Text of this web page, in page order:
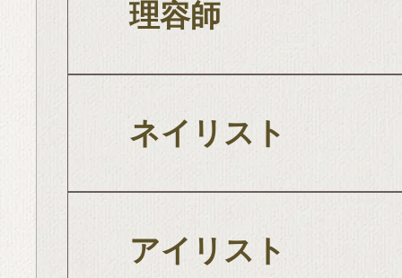
理容師
ネイリスト
アイリスト